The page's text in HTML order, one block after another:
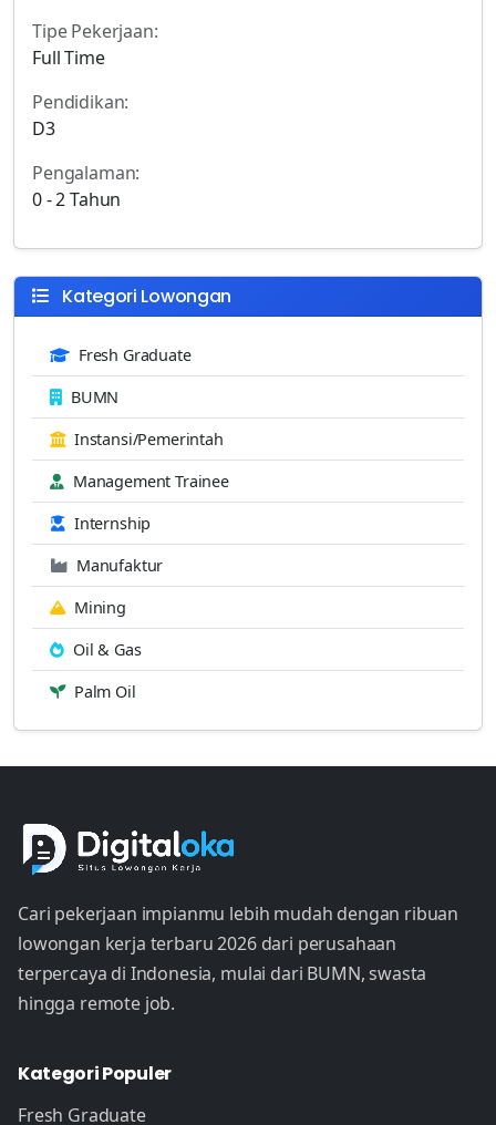
Tipe Pekerjaan:
Full Time
Pendidikan:
D3
Pengalaman:
0 - 2 Tahun
Kategori Lowongan
Fresh Graduate
BUMN
Instansi/Pemerintah
Management Trainee
Internship
Manufaktur
Mining
Oil & Gas
Palm Oil
Cari pekerjaan impianmu lebih mudah dengan ribuan
lowongan kerja terbaru 2026 dari perusahaan
terpercaya di Indonesia, mulai dari BUMN, swasta
hingga remote job.
Kategori Populer
Fresh Graduate